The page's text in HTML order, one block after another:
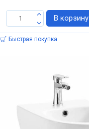
В корзину
Быстрая покупка